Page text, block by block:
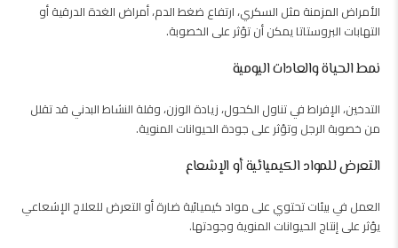
الأمراض المزمنة مثل السكري، ارتفاع ضغط الدم، أمراض الغدة الدرقية أو
التهابات البروستاتا يمكن أن تؤثر على الخصوبة.
نمط الحياة والعادات اليومية
التدخين، الإفراط في تناول الكحول، زيادة الوزن، وقلة النشاط البدني قد تقلل
من خصوبة الرجل وتؤثر على جودة الحيوانات المنوية.
التعرض للمواد الكيميائية أو الإشعاع
العمل في بيئات تحتوي على مواد كيميائية ضارة أو التعرض للعلاج الإشعاعي
يؤثر على إنتاج الحيوانات المنوية وجودتها.